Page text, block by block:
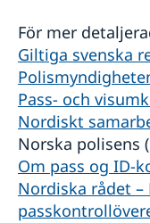
För mer
Giltiga svenska
Pass- och
Nordiskt
Norska polisens
Om pass og ID-
Nordiska rådet –